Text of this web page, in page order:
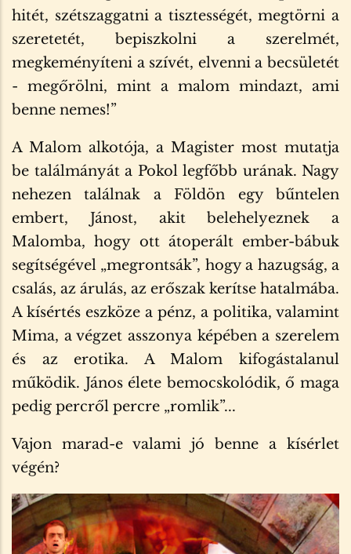
hitét, szétszaggatni a tisztességét, megtörni a
szeretetét, bepiszkolni a szerelmét,
megkeményíteni a szívét, elvenni a becsületét
- megőrölni, mint a malom mindazt, ami
benne nemes!”
A Malom alkotója, a Magister most mutatja
be találmányát a Pokol legfőbb urának. Nagy
nehezen találnak a Földön egy bűntelen
embert, Jánost, akit belehelyeznek a
Malomba, hogy ott átoperált ember-bábuk
segítségével „megrontsák”, hogy a hazugság, a
csalás, az árulás, az erőszak kerítse hatalmába.
A kísértés eszköze a pénz, a politika, valamint
Mima, a végzet asszonya képében a szerelem
és az erotika. A Malom kifogástalanul
működik. János élete bemocskolódik, ő maga
pedig percről percre „romlik”...
Vajon marad-e valami jó benne a kísérlet
végén?